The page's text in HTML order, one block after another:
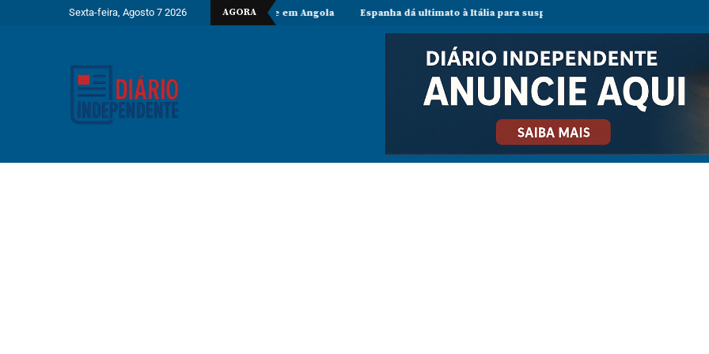
Sexta-feira, Agosto 7 2026 AGORA
despedida do embaixador do Vietname em Angola Espanha dá ultimato à Itália para suspender controlos fronteiriços e ameaça